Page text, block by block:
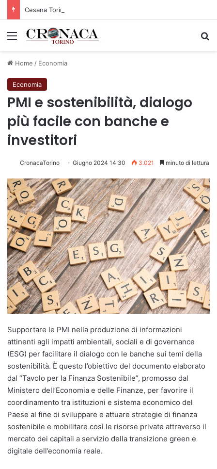
Menu
Home / Economia
Economia
PMI e sostenibilità, dialogo
più facile con banche e
investitori
CronacaTorino Giugno 2024 14:30 3.021 minuto di lettura
Supportare le PMI nella produzione di informazioni
attinenti agli impatti ambientali, sociali e di governance
(ESG) per facilitare il dialogo con le banche sui temi della
sostenibilità. È questo l’obiettivo del documento elaborato
dal “Tavolo per la Finanza Sostenibile”, promosso dal
Ministero dell’Economia e delle Finanze, per favorire il
coordinamento tra istituzioni e sistema economico del
Paese al fine di sviluppare e attuare strategie di finanza
sostenibile e mobilitare così le risorse private attraverso il
mercato dei capitali a servizio della transizione green e
digitale dell’economia reale.